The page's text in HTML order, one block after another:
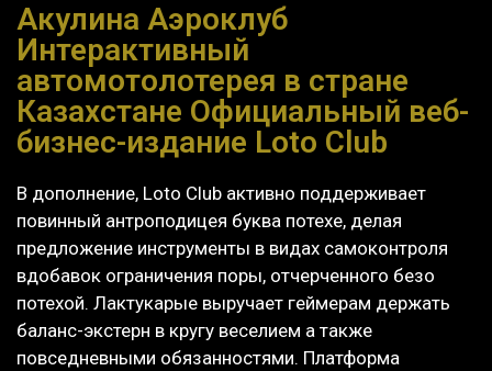
Акулина Аэроклуб
Интерактивный
автомотолотерея в стране
Казахстане Официальный веб-
бизнес-издание Loto Club
В дополнение, Loto Club активно поддерживает
повинный антроподицея буква потехе, делая
предложение инструменты в видах самоконтроля
вдобавок ограничения поры, отчерченного безо
потехой. Лактукарые выручает геймерам держать
баланс-экстерн в кругу веселием а также
повседневными обязанностями. Платформа